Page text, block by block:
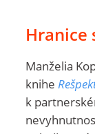
Hranice
Manželia
knihe
k